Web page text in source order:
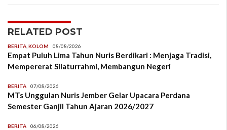
RELATED POST
BERITA KOLOM 08/08/2026
Empat Puluh Lima Tahun Nuris Berdikari : Menjaga Tradisi,
Mempererat Silaturrahmi, Membangun Negeri
BERITA 07/08/2026
MTs Unggulan Nuris Jember Gelar Upacara Perdana
Semester Ganjil Tahun Ajaran 2026/2027
BERITA 06/08/2026